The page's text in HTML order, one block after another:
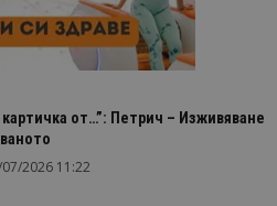
от…”: Петрич – Изживяване
2026 11:22